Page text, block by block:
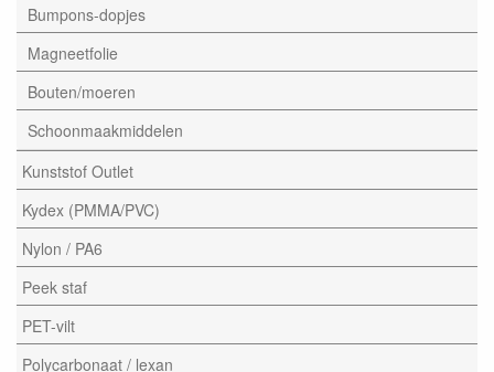
Bumpons-dopjes
Magneetfolie
Bouten/moeren
Schoonmaakmiddelen
Kunststof Outlet
Kydex (PMMA/PVC)
Nylon / PA6
Peek staf
PET-vilt
Polycarbonaat / lexan